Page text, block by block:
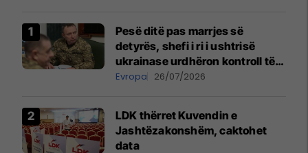
Pesë ditë pas marrjes së
detyrës, shefi i ri i ushtrisë
ukrainase urdhëron kontroll të
madh
Evropa 26/07/2026
LDK thërret Kuvendin e
Jashtëzakonshëm, caktohet
data